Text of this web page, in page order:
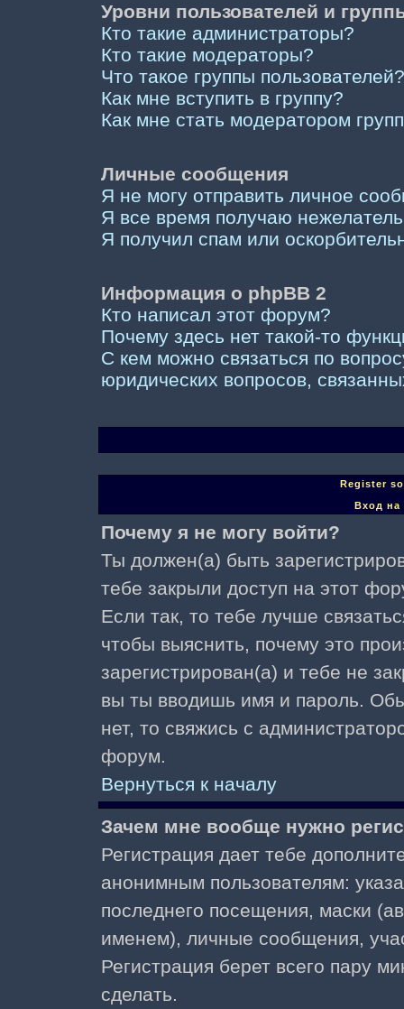
Уровни пользователей и
Кто такие администраторы?
Кто такие модераторы?
Что такое группы пользователей?
Как мне вступить в группу?
Как мне стать модератором
Личные сообщения
Я не могу отправить личное
Я все время получаю
Я получил спам или
Информация о phpBB 2
Кто написал этот форум?
Почему здесь нет такой-то
С кем можно связаться по
юридических вопросов,
Register
Вход на
Почему я не могу войти?
Ты должен(а) быть
тебе закрыли доступ на этот
Если так, то тебе лучше
чтобы выяснить, почему это
зарегистрирован(а) и тебе не
вы ты вводишь имя и пароль.
нет, то свяжись с
форум.
Вернуться к началу
Зачем мне вообще нужно
Регистрация дает тебе
анонимным пользователям:
последнего посещения, маски
именем), личные сообщения,
Регистрация берет всего пару
сделать.